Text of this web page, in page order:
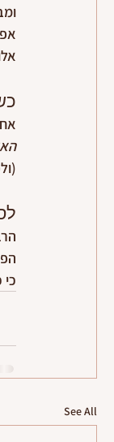
See All